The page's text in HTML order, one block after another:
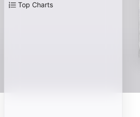
Top Charts